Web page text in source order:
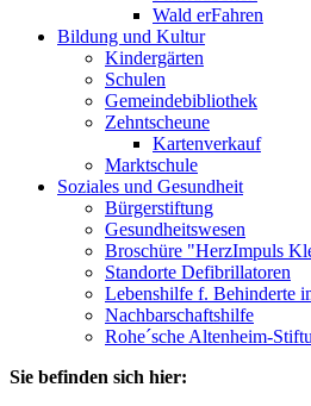
Wald erFahren
Bildung und Kultur
Kindergärten
Schulen
Gemeindebibliothek
Zehntscheune
Kartenverkauf
Marktschule
Soziales und Gesundheit
Bürgerstiftung
Gesundheitswesen
Broschüre "HerzImpuls
Standorte Defibrillatoren
Lebenshilfe f. Behinderte
Nachbarschaftshilfe
Rohe´sche Altenheim-
Sie befinden sich hier: